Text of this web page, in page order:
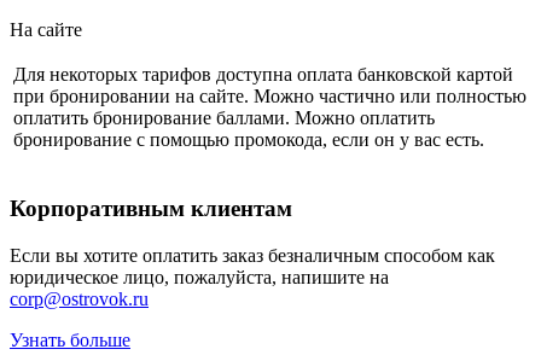
На сайте
Для некоторых тарифов доступна оплата банковской картой
при бронировании на сайте. Можно частично или полностью
оплатить бронирование баллами. Можно оплатить
бронирование с помощью промокода, если он у вас есть.
Корпоративным клиентам
Если вы хотите оплатить заказ безналичным способом как
юридическое лицо, пожалуйста, напишите на
corp@ostrovok.ru
Узнать больше